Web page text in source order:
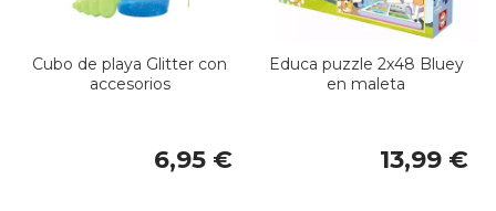
Cubo de playa Glitter con
accesorios
6,95 €
Educa puzzle 2x48 Bluey
en maleta
13,99 €